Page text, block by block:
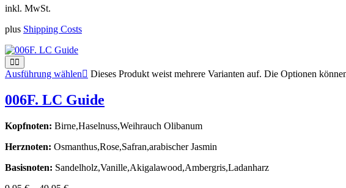
inkl. MwSt.
plus Shipping Costs
Ausführung wählen Dieses Produkt weist mehrere Varianten auf. Die Optionen
006F. LC Guide
Kopfnoten: Birne,Haselnuss,Weihrauch Olibanum
Herznoten: Osmanthus,Rose,Safran,arabischer Jasmin
Basisnoten: Sandelholz,Vanille,Akigalawood,Ambergris,Ladanharz